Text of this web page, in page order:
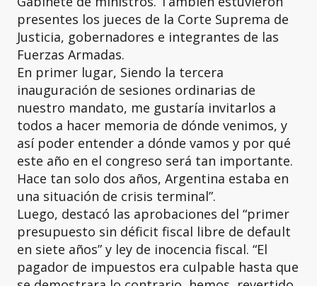
presentes los jueces de la Corte Suprema de
Justicia, gobernadores e integrantes de las
Fuerzas Armadas.
En primer lugar, Siendo la tercera
inauguración de sesiones ordinarias de
nuestro mandato, me gustaría invitarlos a
todos a hacer memoria de dónde venimos, y
así poder entender a dónde vamos y por qué
este año en el congreso será tan importante.
Hace tan solo dos años, Argentina estaba en
una situación de crisis terminal”.
Luego, destacó las aprobaciones del “primer
presupuesto sin déficit fiscal libre de default
en siete años” y ley de inocencia fiscal. “El
pagador de impuestos era culpable hasta que